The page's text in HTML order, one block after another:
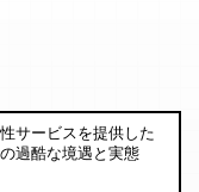
サービスを提供した
過酷な境遇と実態